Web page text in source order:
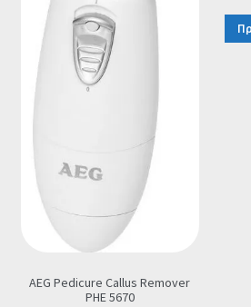
AEG Pedicure Callus Remover
PHE 5670